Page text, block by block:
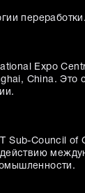
переработки.
Expo
China. Это
Sub-Council